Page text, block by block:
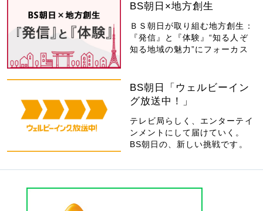
BS朝日×地方創生
ＢＳ朝日が取り組む地方創生：
『発信』と『体験』“知る人ぞ
知る地域の魅力”にフォーカス
BS朝日「ウェルビーイン
グ放送中！」
テレビ局らしく、エンターテイ
ンメントにして届けていく。
BS朝日の、新しい挑戦です。